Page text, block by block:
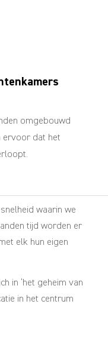
omgebouwd
ervoor dat het
waarin we
tijd worden er
elk hun eigen
in ‘het geheim van
in het centrum